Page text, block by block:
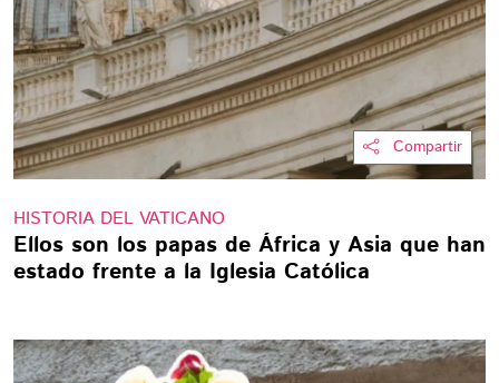
Compartir
HISTORIA DEL VATICANO
Ellos son los papas de África y Asia que han
estado frente a la Iglesia Católica